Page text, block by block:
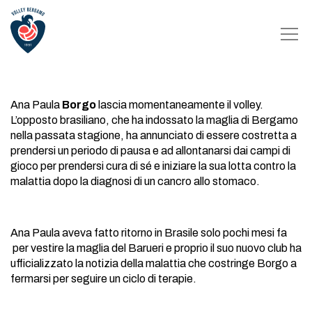
Ana Paula Borgo lascia momentaneamente il volley.
L’opposto brasiliano, che ha indossato la maglia di Bergamo
nella passata stagione, ha annunciato di essere costretta a
prendersi un periodo di pausa e ad allontanarsi dai campi di
gioco per prendersi cura di sé e iniziare la sua lotta contro la
malattia dopo la diagnosi di un cancro allo stomaco.
Ana Paula aveva fatto ritorno in Brasile solo pochi mesi fa
per vestire la maglia del Barueri e proprio il suo nuovo club ha
ufficializzato la notizia della malattia che costringe Borgo a
fermarsi per seguire un ciclo di terapie.